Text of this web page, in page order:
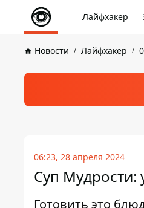
Лайфхакер
Новости Лайфхакер
06:23, 28 апреля 2024
Суп
Готовить это